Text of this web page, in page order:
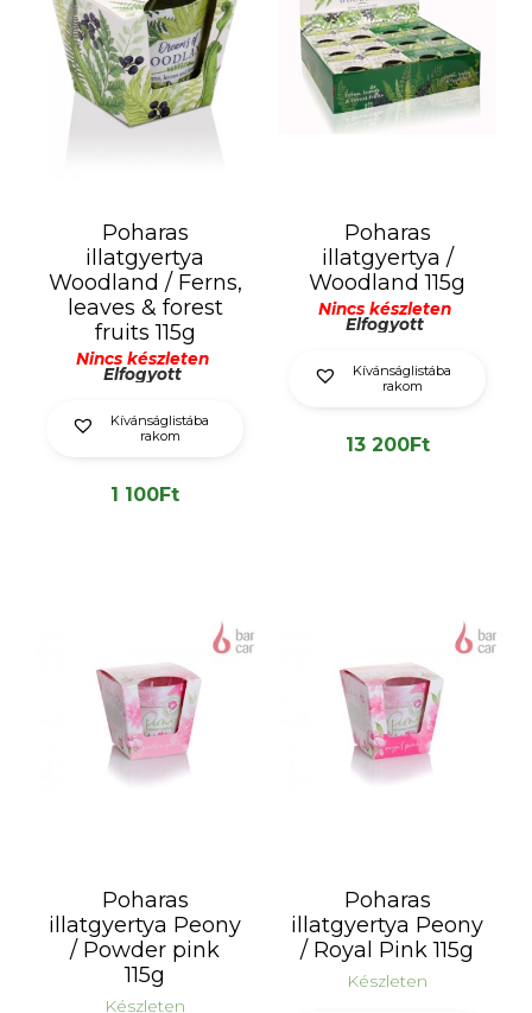
Poharas
illatgyertya
Woodland / Ferns,
leaves & forest
fruits 115g
Nincs készleten
Elfogyott
Kívánságlistába
rakom
1 100Ft
Poharas
illatgyertya /
Woodland 115g
Nincs készleten
Elfogyott
Kívánságlistába
rakom
13 200Ft
Poharas
illatgyertya Peony
/ Powder pink
115g
Készleten
Poharas
illatgyertya Peony
/ Royal Pink 115g
Készleten